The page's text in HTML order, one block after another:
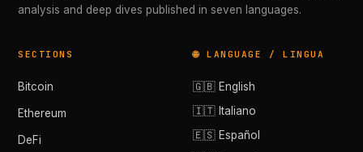
analysis and deep dives published in seven languages.
SECTIONS
Bitcoin
Ethereum
DeFi
🌐 LANGUAGE / LINGUA
🇬🇧 English
🇮🇹 Italiano
🇪🇸 Español